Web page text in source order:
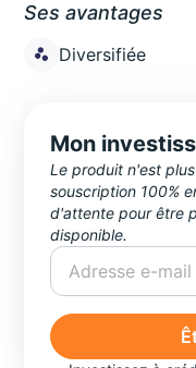
Ses avantages
Diversifiée
Mon
Le produit n'est
souscription 100%
d'attente pour être
disponible.